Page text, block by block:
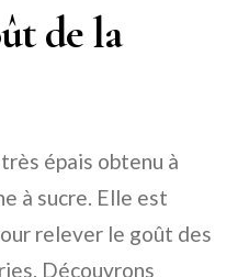
de la
épais obtenu à
à sucre. Elle est
relever le goût des
Découvrons